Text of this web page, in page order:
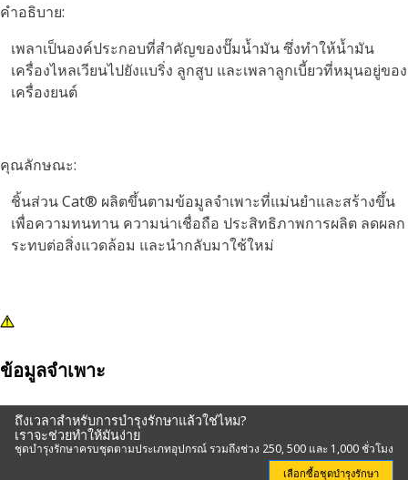
คำอธิบาย:
เพลาเป็นองค์ประกอบที่สำคัญของปั๊มน้ำมัน ซึ่งทำให้น้ำมัน
เครื่องไหลเวียนไปยังแบริ่ง ลูกสูบ และเพลาลูกเบี้ยวที่หมุนอยู่ของ
เครื่องยนต์
คุณลักษณะ:
ชิ้นส่วน Cat® ผลิตขึ้นตามข้อมูลจำเพาะที่แม่นยำและสร้างขึ้น
เพื่อความทนทาน ความน่าเชื่อถือ ประสิทธิภาพการผลิต ลดผลก
ระทบต่อสิ่งแวดล้อม และนำกลับมาใช้ใหม่
ข้อมูลจำเพาะ
ถึงเวลาสำหรับการบำรุงรักษาแล้วใช่ไหม?
เราจะช่วยทำให้มันง่าย
ชุดบำรุงรักษาครบชุดตามประเภทอุปกรณ์ รวมถึงช่วง 250, 500 และ 1,000 ชั่วโมง
เลือกซื้อชุดบำรุงรักษา